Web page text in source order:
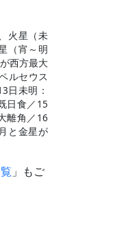
火星（未
（宵～明
西方最大
ルセウス
日未明：
日食／15
離角／16
と金星が
」もご